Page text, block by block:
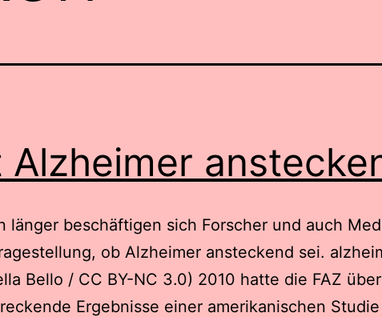
Alzheimer
länger beschäftigen sich Forscher und auch
ob Alzheimer ansteckend sei.
Bello / CC BY-NC 3.0) 2010 hatte die FAZ über
Ergebnisse einer amerikanischen Studie